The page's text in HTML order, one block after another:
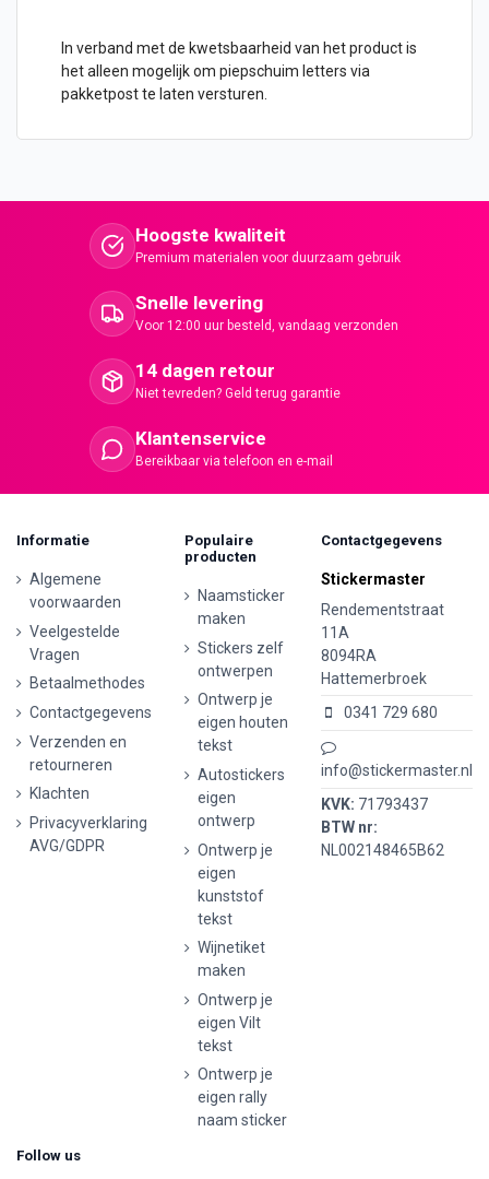
In verband met de kwetsbaarheid van het product is
het alleen mogelijk om piepschuim letters via
pakketpost te laten versturen.
Hoogste kwaliteit
Premium materialen voor duurzaam gebruik
Snelle levering
Voor 12:00 uur besteld, vandaag verzonden
14 dagen retour
Niet tevreden? Geld terug garantie
Klantenservice
Bereikbaar via telefoon en e-mail
Informatie
Algemene
voorwaarden
Veelgestelde
Vragen
Betaalmethodes
Contactgegevens
Verzenden en
retourneren
Klachten
Privacyverklaring
AVG/GDPR
Populaire
producten
Naamsticker
maken
Stickers zelf
ontwerpen
Ontwerp je
eigen houten
tekst
Autostickers
eigen
ontwerp
Ontwerp je
eigen
kunststof
tekst
Wijnetiket
maken
Ontwerp je
eigen Vilt
tekst
Ontwerp je
eigen rally
naam sticker
Contactgegevens
Stickermaster
Rendementstraat
11A
8094RA
Hattemerbroek
0341 729 680
info@stickermaster.nl
KVK: 71793437
BTW nr:
NL002148465B62
Follow us